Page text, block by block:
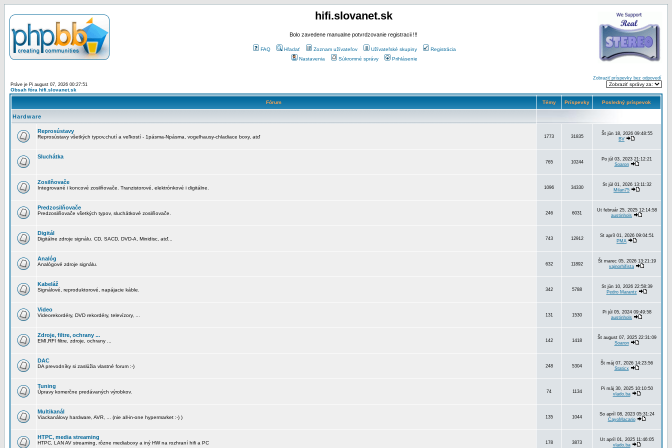
hifi.slovanet.sk
Bolo zavedene manualne potvrdzovanie registracii !!!
FAQ Hľadať Zoznam užívateľov Užívateľské skupiny
Registrácia
Nastavenia
Súkromné správy Prihlásenie
Práve je Pi august 07, 2026 00:27:51
Obsah fóra hifi.slovanet.sk
Zobraziť príspevky bez odpovedí
Fórum Témy Príspevky Posledný príspevok
Hardware
Reprosústavy
Reprosústavy všetkých typov,chutí a veľkostí - 1pásma-Npásma, vogelhausy-chladiace boxy, atď 1773 31835
Št jún 18, 2026 09:48:55
BV
Sluchátka
765 10244
Po júl 03, 2023 21:12:21
Soaron
Zosilňovače
Integrované i koncové zosilňovače. Tranzistorové, elektrónkové i digitálne. 1096 34330
St júl 01, 2026 13:11:32
Milan75
Predzosilňovače
Predzosilňovače všetkých typov, sluchátkové zosilňovače. 246 6031
Ut február 25, 2025 12:14:58
austinhols
Digitál
Digitálne zdroje signálu. CD, SACD, DVD-A, Minidisc, atď... 743 12912
St apríl 01, 2026 09:04:51
PMA
Analóg
Analógové zdroje signálu. 632 11892
Št marec 05, 2026 13:21:19
vajnorhifista
Kabeláž
Signálové, reproduktorové, napájacie káble. 342 5788
St jún 10, 2026 22:58:39
Pedro Marantz
Video
Videorekordéry, DVD rekordéry, televízory, ... 131 1530
Pi júl 05, 2024 09:49:58
austinhols
Zdroje, filtre, ochrany ...
EMI,RFI filtre, zdroje, ochrany ... 142 1418
Št august 07, 2025 22:31:09
Soaron
DAC
DA prevodníky si zaslúžia vlastné forum :-) 248 5304
Št máj 07, 2026 14:23:56
Staticx
Tuning
Úpravy komerčne predávaných výrobkov. 74 1134
Pi máj 30, 2025 10:10:50
vlado.ba
Multikanál
Viackanálovy hardware, AVR, ... (nie all-in-one hypermarket :-) ) 135 1044
So apríl 08, 2023 05:31:24
CayoMacario
HTPC, media streaming
HTPC, LAN AV streaming, rôzne mediaboxy a iný HW na rozhraní hifi a PC 178 3873
Ut apríl 01, 2025 11:46:05
vlado.ba